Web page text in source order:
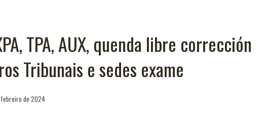
TPA, AUX, quenda libre corrección
Tribunais e sedes exame
de 2024